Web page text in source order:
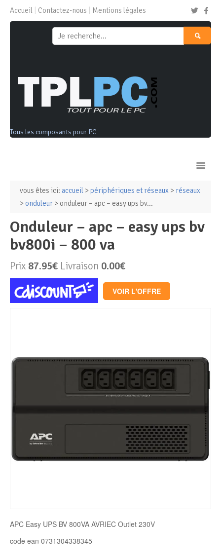
Accueil Contactez-nous Mentions légales
Tous les composants pour PC
Ordinateurs & Tablettes
PC de bureau
PC portable
Mini PC
Alimentation PC
Boitier PC
Mémoire Notebook
Périphériques & Réseaux
Clavier & Souris
vous êtes ici: accueil > périphériques et réseaux > réseaux
> onduleur > onduleur – apc – easy ups bv...
onduleur – apc – easy ups bv
bv800i – 800 va
Prix 87.95€ Livraison 0.00€
VOIR L'OFFRE
APC Easy UPS BV 800VA AVRIEC Outlet 230V
code ean 0731304338345